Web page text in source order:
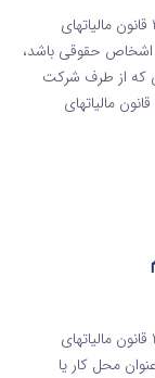
ماده 206 قانون مالیاتهای مستقیم ماده 206 قانون مالیاتهای
اشخاص حقوقی باشد،
که از طرف شرکت
حق امضا دارند ابلاغ شود. تبصره ماده 206 قانون مالیاتهای
ماده 207 قانون مالیاتهای مستقیم ماده 207 قانون مالیاتهای
محل کار یا